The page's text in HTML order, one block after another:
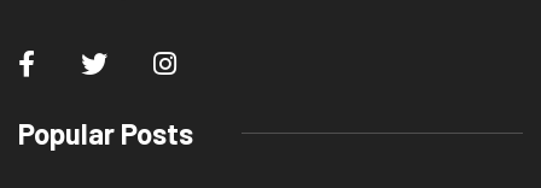
Popular Posts